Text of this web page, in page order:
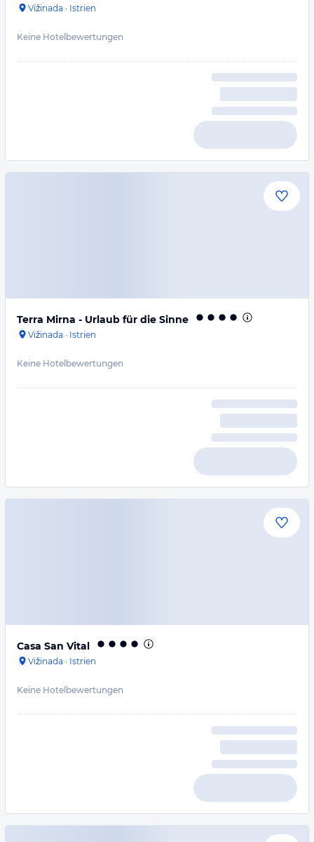
Vižinada · Istrien
Keine Hotelbewertungen
Terra Mirna - Urlaub für die Sinne
Vižinada · Istrien
Keine Hotelbewertungen
Casa San Vital
Vižinada · Istrien
Keine Hotelbewertungen